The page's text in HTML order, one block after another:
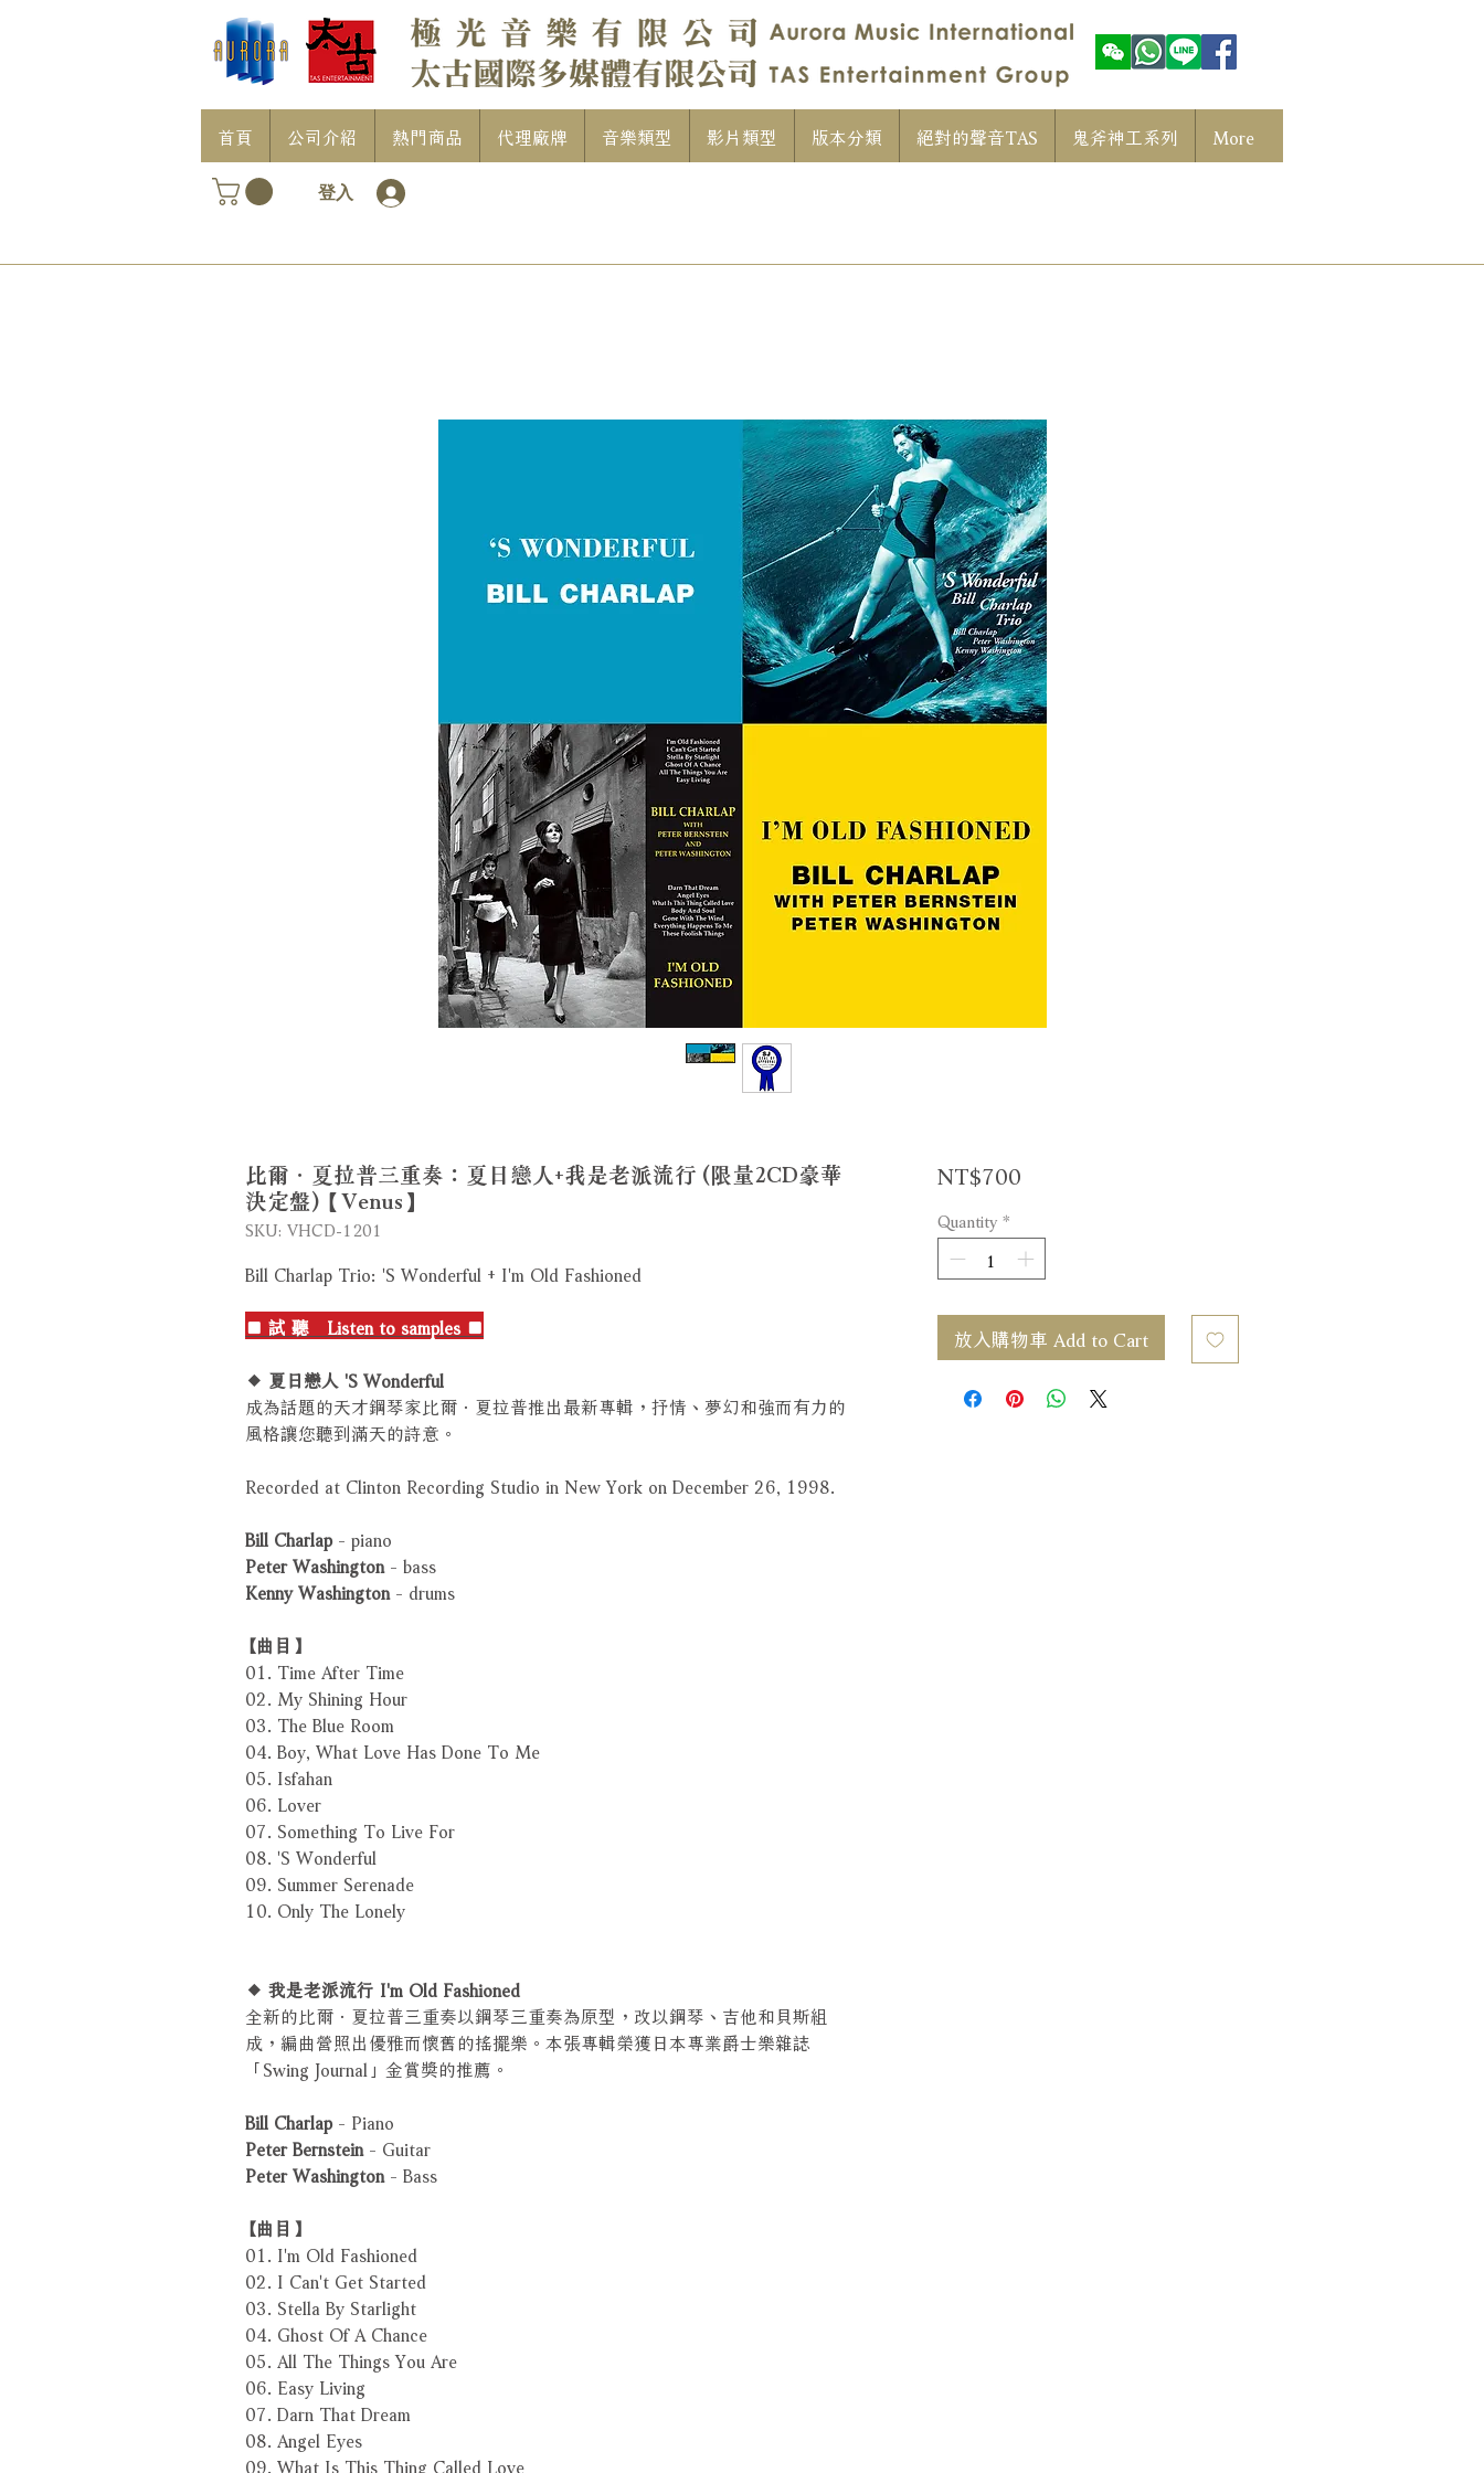
首頁 公司介紹 熱門商品 代理廠牌 音樂類型 影片類型 版本分類 絕對的聲音TAS 鬼斧神工系列 More
登入
比爾．夏拉普三重奏：夏日戀人+我是老派流行 (限量2CD豪華
決定盤)【Venus】
SKU: VHCD-1201
Bill Charlap Trio: 'S Wonderful + I'm Old Fashioned
■ 試 聽 Listen to samples ■
◆ 夏日戀人 'S Wonderful
成為話題的天才鋼琴家比爾．夏拉普推出最新專輯，抒情、夢幻和強而有力的
風格讓您聽到滿天的詩意。
Recorded at Clinton Recording Studio in New York on December 26, 1998.
Bill Charlap- piano
Peter Washington - bass
Kenny Washington - drums
【曲目】
01. Time After Time
02. My Shining Hour
03. The Blue Room
04. Boy, What Love Has Done To Me
05. Isfahan
06. Lover
07. Something To Live For
08. 'S Wonderful
09. Summer Serenade
10. Only The Lonely
◆ 我是老派流行 I'm Old Fashioned
全新的比爾．夏拉普三重奏以鋼琴三重奏為原型，改以鋼琴、吉他和貝斯組
成，編曲營照出優雅而懷舊的搖擺樂。本張專輯榮獲日本專業爵士樂雜誌
「Swing Journal」金賞獎的推薦。
Bill Charlap- Piano
Peter Bernstein - Guitar
Peter Washington - Bass
【曲目】
01. I'm Old Fashioned
02. I Can't Get Started
03. Stella By Starlight
04. Ghost Of A Chance
05. All The Things You Are
06. Easy Living
07. Darn That Dream
08. Angel Eyes
09. What Is This Thing Called Love
NT$700Price
Quantity *
放入購物車 Add to Cart